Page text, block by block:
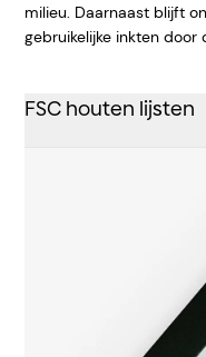
milieu. Daarnaast blijft
gebruikelijke inkten door
FSC houten lijsten